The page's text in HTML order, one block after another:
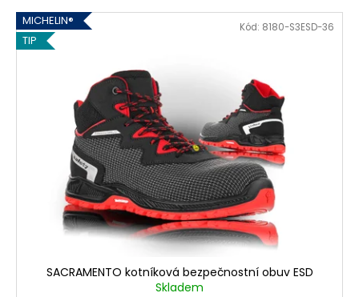
MICHELIN®
TIP
SACRAMENTO kotníková bezpečnostní obuv ESD
Skladem
Kód: 8180-S3ESD-36